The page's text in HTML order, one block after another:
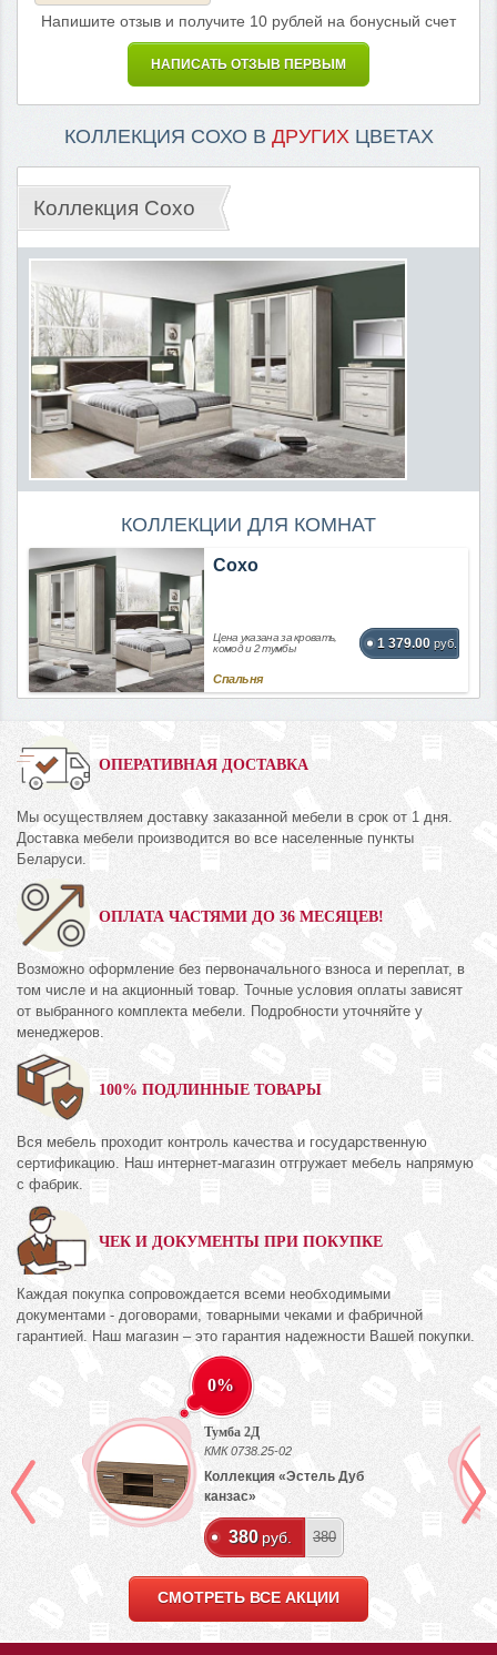
Напишите отзыв и получите 10 рублей на бонусный счет
НАПИСАТЬ ОТЗЫВ ПЕРВЫМ
КОЛЛЕКЦИЯ СОХО В ДРУГИХ ЦВЕТАХ
Коллекция Сохо
КОЛЛЕКЦИИ ДЛЯ КОМНАТ
Сохо
Цена указана за кровать,
комод и 2 тумбы
1 379.00 руб.
Спальня
ОПЕРАТИВНАЯ ДОСТАВКА
Мы осуществляем доставку заказанной мебели в срок от 1 дня.
Доставка мебели производится во все населенные пункты
Беларуси.
ОПЛАТА ЧАСТЯМИ ДО 36 МЕСЯЦЕВ!
Возможно оформление без первоначального взноса и переплат, в
том числе и на акционный товар. Точные условия оплаты зависят
от выбранного комплекта мебели. Подробности уточняйте у
менеджеров.
100% ПОДЛИННЫЕ ТОВАРЫ
Вся мебель проходит контроль качества и государственную
сертификацию. Наш интернет-магазин отгружает мебель напрямую
с фабрик.
ЧЕК И ДОКУМЕНТЫ ПРИ ПОКУПКЕ
Каждая покупка сопровождается всеми необходимыми
документами - договорами, товарными чеками и фабричной
гарантией. Наш магазин – это гарантия надежности Вашей покупки.
0%
Тумба 2Д
КМК 0738.25-02
Коллекция «Эстель Дуб
канзас»
380 руб. 380
СМОТРЕТЬ ВСЕ АКЦИИ